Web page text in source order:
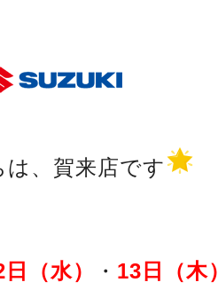
、賀来店です
（水） ・ 13日（木）